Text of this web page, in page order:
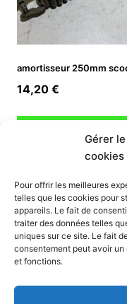
Gérer
cookies
Pour offrir les meilleures
telles que les cookies pour
appareils. Le fait de
traiter des données telles
uniques sur ce site. Le fait
consentement peut avoir
et fonctions.
amortisseur 250mm
14,20 €
Ajouter au
Mon compte
Nous contacter
Mode paiement
Nos services
Politique de confidentialité